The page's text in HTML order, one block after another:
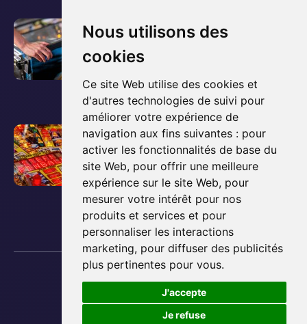
Nous utilisons des
cookies
Ce site Web utilise des cookies et
d'autres technologies de suivi pour
améliorer votre expérience de
navigation aux fins suivantes : pour
activer les fonctionnalités de base du
site Web, pour offrir une meilleure
expérience sur le site Web, pour
mesurer votre intérêt pour nos
produits et services et pour
personnaliser les interactions
marketing, pour diffuser des publicités
plus pertinentes pour vous.
J'accepte
Je refuse
l
'
a
r
c
l
e
d
Le guide ultime pour
acheter et posséder un
3 décembre 2025
V
o
i
r
a
r
t
e
Comment fonctionne un
flipper ? Les bases
expliquées simplement
3 décembre 2025
V
o
i
r
Copyright © 2013 - 2026 Lyon Flipper
Plan du site
Mentions Légales
Préférences des cookies